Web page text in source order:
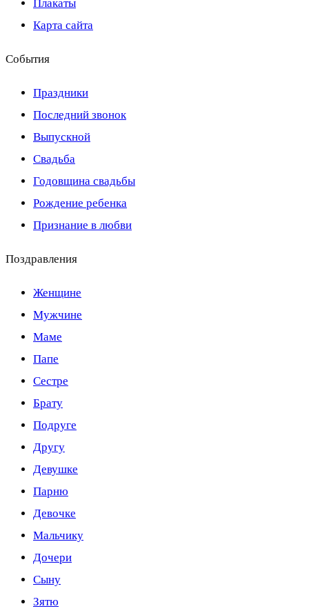
Плакаты
Карта сайта
События
Праздники
Последний звонок
Выпускной
Свадьба
Годовщина свадьбы
Рождение ребенка
Признание в любви
Поздравления
Женщине
Мужчине
Маме
Папе
Сестре
Брату
Подруге
Другу
Девушке
Парню
Девочке
Мальчику
Дочери
Сыну
Зятю